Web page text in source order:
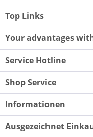
Top Links
Your advantages
Service Hotline
Shop Service
Informationen
Ausgezeichnet